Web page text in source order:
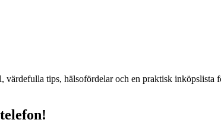
tips, hälsofördelar och en praktisk